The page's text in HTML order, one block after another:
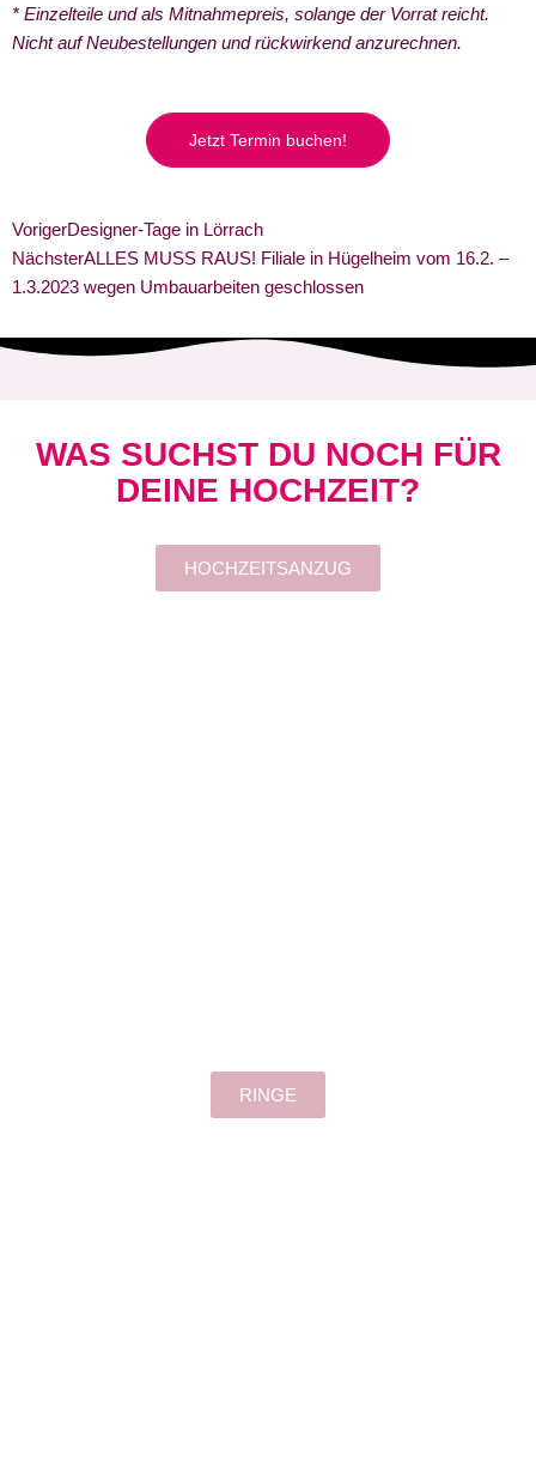
* Einzelteile und als Mitnahmepreis, solange der Vorrat reicht.
Nicht auf Neubestellungen und rückwirkend anzurechnen.
Jetzt Termin buchen!
Prev
VorigerDesigner-Tage in Lörrach
NächsterALLES MUSS RAUS! Filiale in Hügelheim vom 16.2. –
1.3.2023 wegen Umbauarbeiten geschlossen
WAS SUCHST DU NOCH FÜR
DEINE HOCHZEIT?
HOCHZEITSANZUG
RINGE